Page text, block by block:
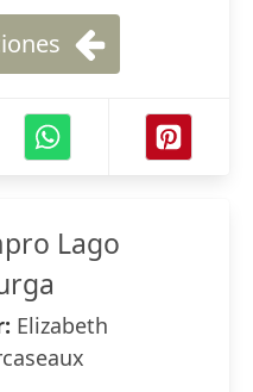
Lago
Elizabeth